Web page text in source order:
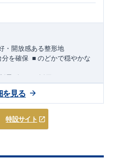
・開放感ある整形地
分を確保 ​■のどかで穏やかな
震ダンパー採用）
性にも配慮した敷地計画で
特設サイト
を見る